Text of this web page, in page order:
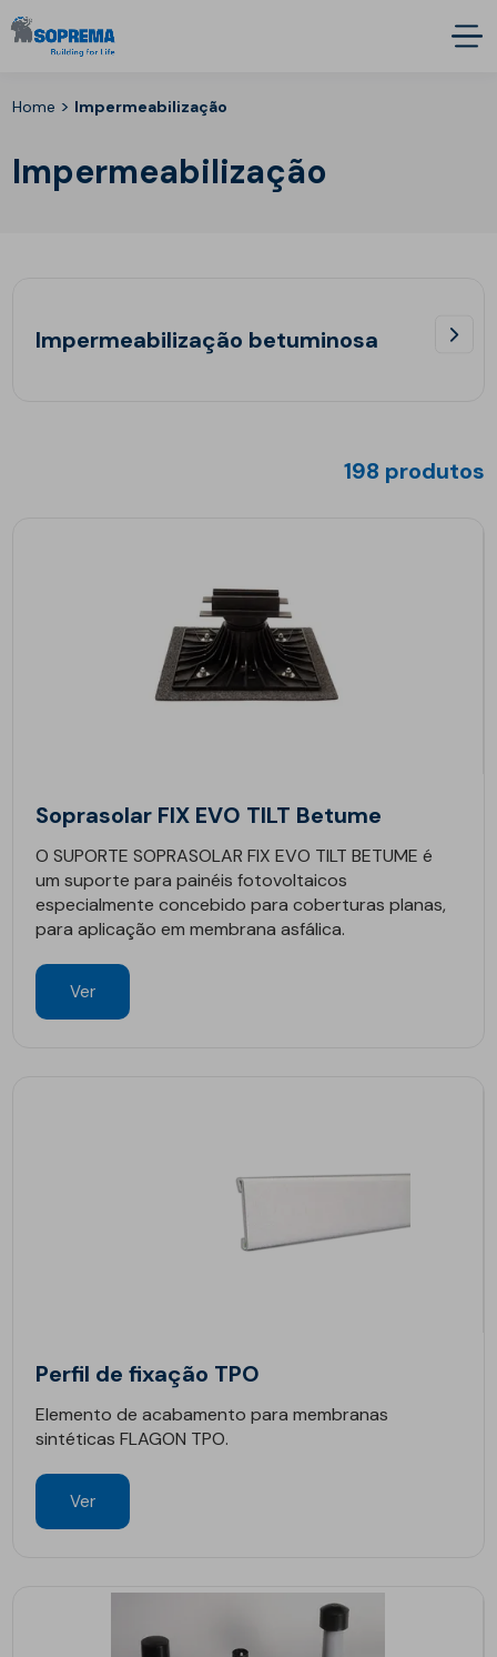
Home > Impermeabilização
Impermeabilização
Impermeabilização betuminosa
198 produtos
Soprasolar FIX EVO TILT Betume
O SUPORTE SOPRASOLAR FIX EVO TILT BETUME é
um suporte para painéis fotovoltaicos
especialmente concebido para coberturas planas,
para aplicação em membrana asfálica.
Ver
Perfil de fixação TPO
Elemento de acabamento para membranas
sintéticas FLAGON TPO.
Ver